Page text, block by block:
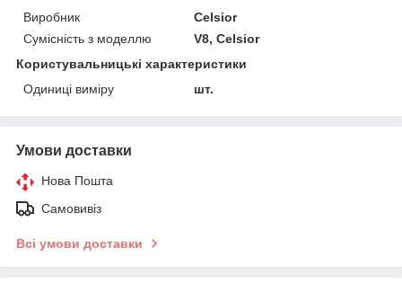
Виробник
Celsior
Сумісність з моделлю
V8, Celsior
Користувальницькі характеристики
Одиниці виміру
шт.
Умови доставки
Нова Пошта
Самовивіз
Всі умови доставки